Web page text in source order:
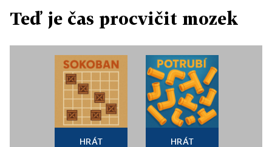
Teď je čas procvičit mozek
HRÁT HRÁT